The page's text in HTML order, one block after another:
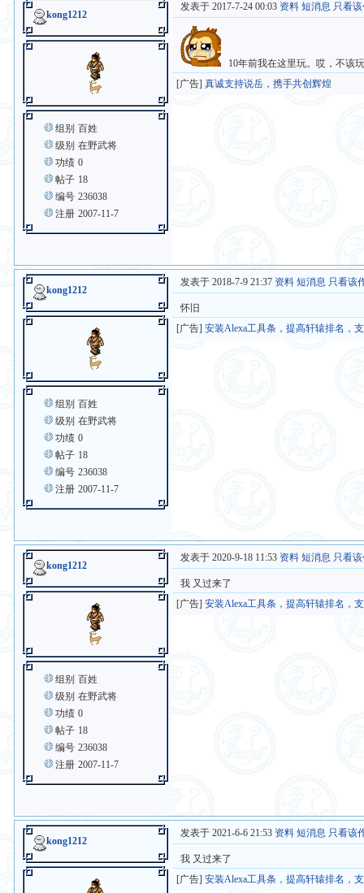
kong1212
组别 百姓
级别 在野武将
功绩 0
帖子 18
编号 236038
注册 2007-11-7
发表于 2017-7-24 00:03 资料 短消息 只看
10年前我在这里玩。哎，不该
[广告]真诚支持说岳，携手共创辉煌
kong1212
组别 百姓
级别 在野武将
功绩 0
帖子 18
编号 236038
注册 2007-11-7
发表于 2018-7-9 21:37 资料 短消息 只看该
怀旧
[广告]安装Alexa工具条，提高轩辕排名，
kong1212
组别 百姓
级别 在野武将
功绩 0
帖子 18
编号 236038
注册 2007-11-7
发表于 2020-9-18 11:53 资料 短消息 只看
我 又过来了
[广告]安装Alexa工具条，提高轩辕排名，
kong1212
发表于 2021-6-6 21:53 资料 短消息 只看该
我 又过来了
[广告]安装Alexa工具条，提高轩辕排名，